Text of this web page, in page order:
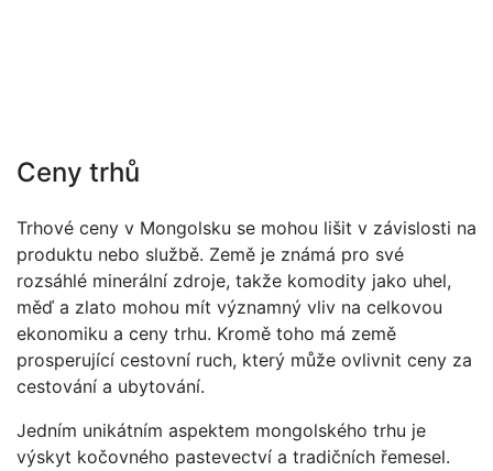
Ceny trhů
Trhové ceny v Mongolsku se mohou lišit v závislosti na
produktu nebo službě. Země je známá pro své
rozsáhlé minerální zdroje, takže komodity jako uhel,
měď a zlato mohou mít významný vliv na celkovou
ekonomiku a ceny trhu. Kromě toho má země
prosperující cestovní ruch, který může ovlivnit ceny za
cestování a ubytování.
Jedním unikátním aspektem mongolského trhu je
výskyt kočovného pastevectví a tradičních řemesel.